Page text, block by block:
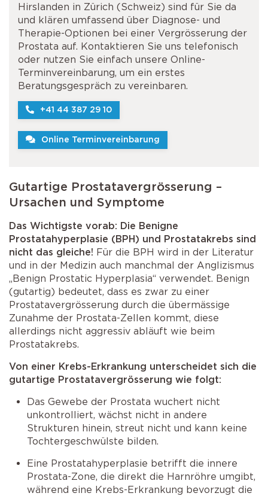
Hirslanden in Zürich (Schweiz) sind für Sie da
und klären umfassend über Diagnose- und
Therapie-Optionen bei einer Vergrösserung der
Prostata auf. Kontaktieren Sie uns telefonisch
oder nutzen Sie einfach unsere Online-
Terminvereinbarung, um ein erstes
Beratungsgespräch zu vereinbaren.
+41 44 387 29 10
Online Terminvereinbarung
Gutartige Prostatavergrösserung –
Ursachen und Symptome
Das Wichtigste vorab: Die Benigne
Prostatahyperplasie (BPH) und Prostatakrebs sind
nicht das gleiche! Für die BPH wird in der Literatur
und in der Medizin auch manchmal der Anglizismus
„Benign Prostatic Hyperplasia“ verwendet. Benign
(gutartig) bedeutet, dass es zwar zu einer
Prostatavergrösserung durch die übermässige
Zunahme der Prostata-Zellen kommt, diese
allerdings nicht aggressiv abläuft wie beim
Prostatakrebs.
Von einer Krebs-Erkrankung unterscheidet sich die
gutartige Prostatavergrösserung wie folgt:
Das Gewebe der Prostata wuchert nicht
unkontrolliert, wächst nicht in andere
Strukturen hinein, streut nicht und kann keine
Tochtergeschwülste bilden.
Eine Prostatahyperplasie betrifft die innere
Prostata-Zone, die direkt die Harnröhre umgibt,
während eine Krebs-Erkrankung bevorzugt die